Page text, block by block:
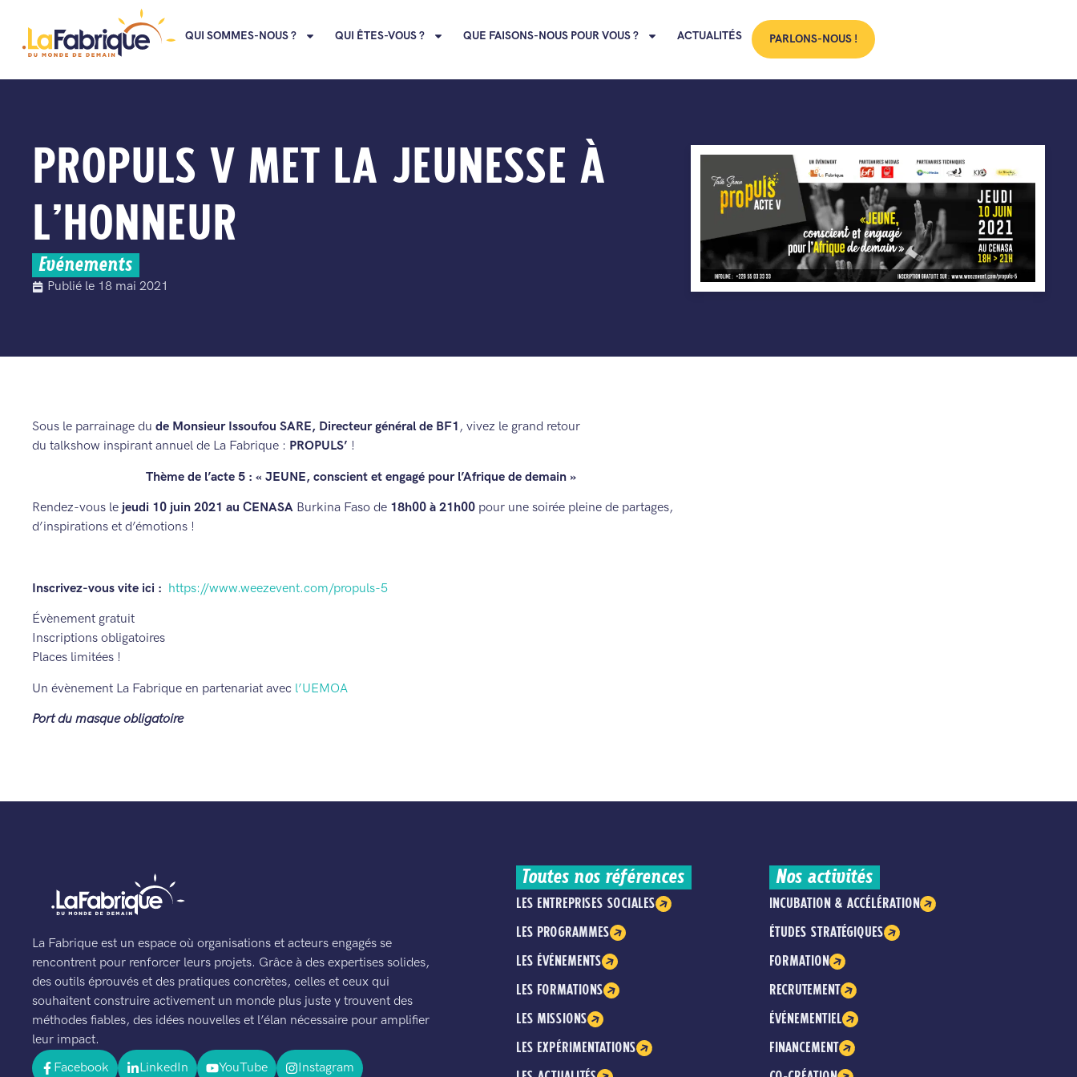
QUI SOMMES-NOUS ? QUI ÊTES-VOUS ? QUE FAISONS-NOUS POUR VOUS ? ACTUALITÉS PARLONS-NOUS !
PROPULS V MET LA JEUNESSE À
L’HONNEUR
Evénements
Publié le 18 mai 2021
Sous le parrainage dude Monsieur Issoufou SARE, Directeur général de BF1 , vivez le grand retour
du talkshow inspirant annuel de La Fabrique : PROPULS’ !
Thème de l’acte 5 : «JEUNE, conscient et engagé pour l’Afrique de demain »
Rendez-vous le jeudi 10 juin 2021au CENASA Burkina Faso de 18h00 à 21h00 pour une soirée pleine de partages,
d’inspirations et d’émotions !
Inscrivez-vous vite ici : https://www.weezevent.com/propuls-5
Évènement gratuit
Inscriptions obligatoires
Places limitées !
Un évènement La Fabrique en partenariat avec l’UEMOA
Port du masque obligatoire
La Fabrique est un espace où organisations et acteurs engagés se
rencontrent pour renforcer leurs projets. Grâce à des expertises solides,
des outils éprouvés et des pratiques concrètes, celles et ceux qui
souhaitent construire activement un monde plus juste y trouvent des
méthodes fiables, des idées nouvelles et l’élan nécessaire pour amplifier
leur impact.
Facebook
LinkedIn YouTube Instagram
Toutes nos références
LES ENTREPRISES SOCIALES
LES PROGRAMMES
LES ÉVÉNEMENTS
LES FORMATIONS
LES MISSIONS
LES EXPÉRIMENTATIONS
Nos activités
INCUBATION & ACCÉLÉRATION
ÉTUDES STRATÉGIQUES
FORMATION
RECRUTEMENT
ÉVÉNEMENTIEL
FINANCEMENT